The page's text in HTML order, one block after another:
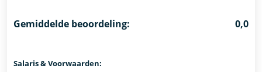
Gemiddelde beoordeling: 0,0
Salaris & Voorwaarden: